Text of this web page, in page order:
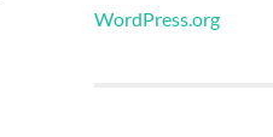
WordPress.org